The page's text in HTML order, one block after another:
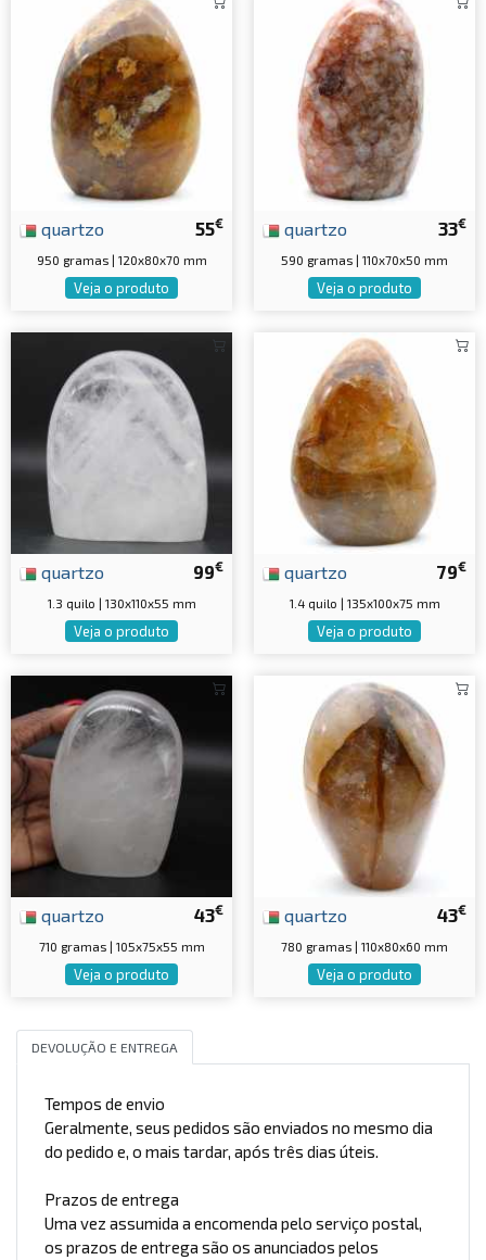
55€
quartzo
950 gramas | 120x80x70 mm
Veja o produto
33€
quartzo
590 gramas | 110x70x50 mm
Veja o produto
99€
quartzo
1.3 quilo | 130x110x55 mm
Veja o produto
79€
quartzo
1.4 quilo | 135x100x75 mm
Veja o produto
43€
quartzo
710 gramas | 105x75x55 mm
Veja o produto
43€
quartzo
780 gramas | 110x80x60 mm
Veja o produto
DEVOLUÇÃO E ENTREGA
Tempos de envio
Geralmente, seus pedidos são enviados no mesmo dia
do pedido e, o mais tardar, após três dias úteis.
Prazos de entrega
Uma vez assumida a encomenda pelo serviço postal,
os prazos de entrega são os anunciados pelos